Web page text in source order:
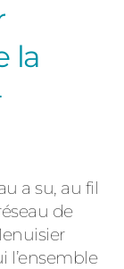
la
a su, au fil
de
l’ensemble